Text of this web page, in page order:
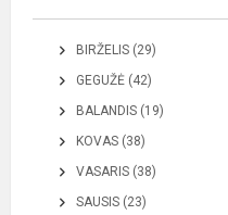
BIRŽELIS (29)
GEGUŽĖ (42)
BALANDIS (19)
KOVAS (38)
VASARIS (38)
SAUSIS (23)